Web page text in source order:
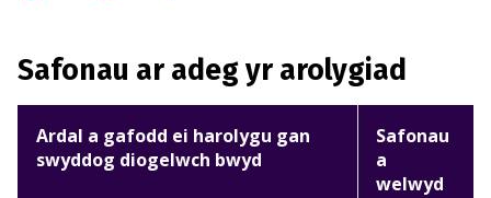
Safonau ar adeg yr arolygiad
Ardal a gafodd ei harolygu gan
swyddog diogelwch bwyd
Safonau
a
welwyd